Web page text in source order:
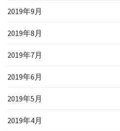
2019年9月
2019年8月
2019年7月
2019年6月
2019年5月
2019年4月